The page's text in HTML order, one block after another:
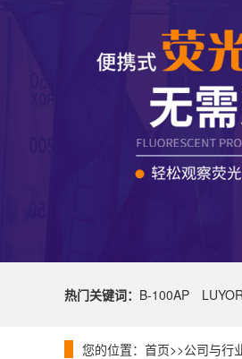
热门关键词： B-100AP
您的位置： 首页>>公司与行